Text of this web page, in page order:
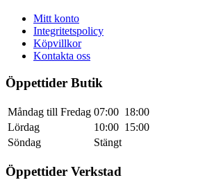
Mitt konto
Integritetspolicy
Köpvillkor
Kontakta oss
Öppettider Butik
Måndag till Fredag 07:00 18:00
Lördag
10:00 15:00
Söndag
Stängt
Öppettider Verkstad